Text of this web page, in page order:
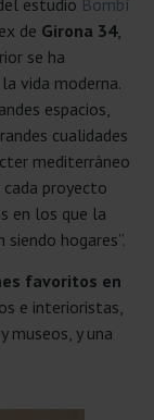
de Girona 34,
se ha
vida moderna.
espacios,
cualidades
mediterráneo
proyecto
en los que la
hogares”.
favoritos en
e interioristas,
museos, y una